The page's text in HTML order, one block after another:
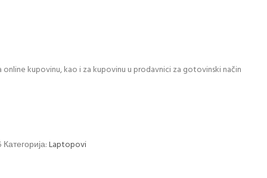
online kupovinu, kao i za kupovinu u prodavnici za gotovinski način
Категорија:Laptopovi